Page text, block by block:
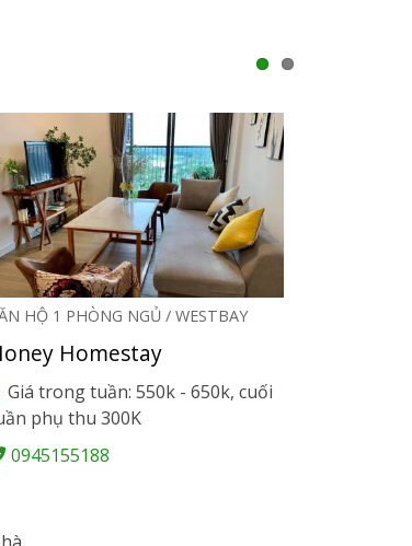
HỘ 1 PHÒNG NGỦ / WESTBAY
Homestay
Giá trong tuần: 550k - 650k, cuối
phụ thu 300K
0945155188